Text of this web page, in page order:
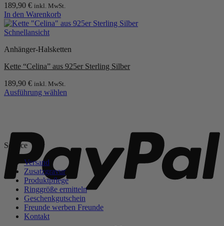
Optionen
können
auf
der
gewählt
werden
189,90 € inkl. MwSt.
In den Warenkorb
Schnellansicht
Anhänger-Halsketten
Kette “Celina” aus 925er Sterling Silber
189,90 € inkl. MwSt.
Ausführung wählen
Varianten
auf.
Die
Optionen
können
auf
Produktseite
gewählt
werden
Service
Versand
Zusatzgravur
Produktpflege
Ringgröße ermitteln
Geschenkgutschein
Freunde werben Freunde
Kontakt